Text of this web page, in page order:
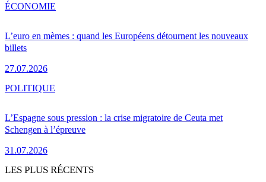
L’euro en mèmes : quand les Européens détournent les nouveaux
billets
27.07.2026
ÉCONOMIE
L’Espagne sous pression : la crise migratoire de Ceuta met
Schengen à l’épreuve
31.07.2026
POLITIQUE
LES PLUS RÉCENTS